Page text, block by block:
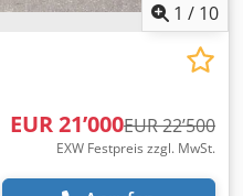
1 / 10
EUR 21’000EUR 22’500
EXW Festpreis zzgl. MwSt.